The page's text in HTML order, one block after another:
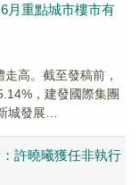
月重點城市樓市有
高。截至發稿前，
，建發國際集團
城發展
許曉曦獲任非執行